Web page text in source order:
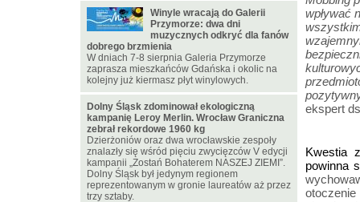
wpływać
ekspert
Kwestia
powinna
Winyle wracają do Galerii
Przymorze: dwa dni
muzycznych odkryć dla fanów
dobrego brzmienia
W dniach 7-8 sierpnia Galeria Przymorze
zaprasza mieszkańców Gdańska i okolic na
kolejny już kiermasz płyt winylowych.
Dolny Śląsk zdominował ekologiczną
kampanię Leroy Merlin. Wrocław Graniczna
zebrał rekordowe 1960 kg
Dzierżoniów oraz dwa wrocławskie zespoły
znalazły się wśród pięciu zwycięzców V edycji
kampanii „Zostań Bohaterem NASZEJ ZIEMI”.
Dolny Śląsk był jedynym regionem
reprezentowanym w gronie laureatów aż przez
trzy sztaby.